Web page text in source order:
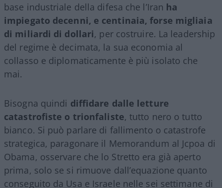
base industriale della difesa che l’Iran ha
impiegato decenni, e centinaia, forse migliaia
di miliardi di dollari, per costruire. La leadership
del regime è decimata, la sua economia al
collasso e diplomaticamente è più isolato che
mai.
Bisogna quindi diffidare dalle letture
catastrofiste o trionfaliste, tutto nero o tutto
bianco. Si può parlare di fallimento o catastrofe
strategica, paragonare il Memorandum al Jcpoa di
Obama, osservare che lo Stretto era già aperto
prima, solo se si rimuove dall’equazione quanto
conseguito da Usa e Israele nelle sei settimane di